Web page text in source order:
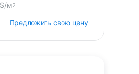
$/м2
Предложить свою цену